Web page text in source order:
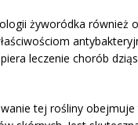
żyworódka również
leczenie chorób
tej rośliny obejmuje